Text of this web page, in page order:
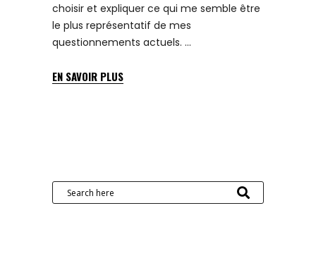
choisir et expliquer ce qui me semble être
le plus représentatif de mes
questionnements actuels.
EN SAVOIR PLUS